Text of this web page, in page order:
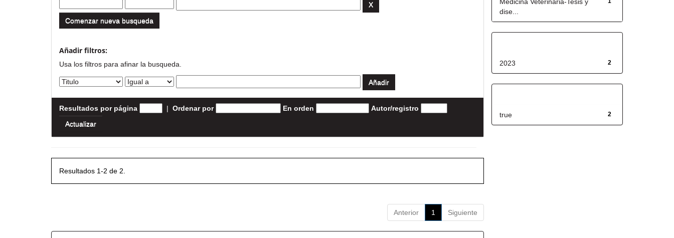
Comenzar nueva busqueda
Añadir filtros:
Usa los filtros para afinar la busqueda.
Resultados por página | Ordenar por En orden Autor/registro
Resultados 1-2 de 2.
Anterior 1 Siguiente
dise...
2
2023
2
true